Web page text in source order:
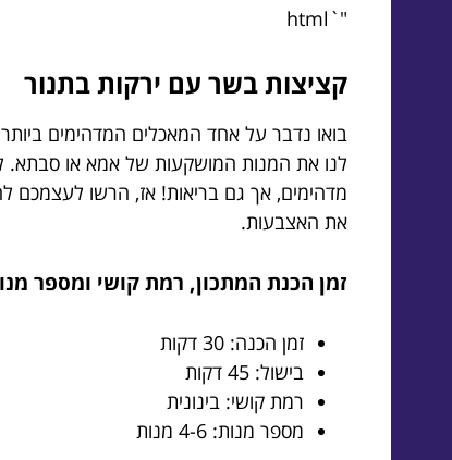
"`html
קציצות בשר עם ירקות בתנור
בואו נדבר על אחד המאכלים המדהימים
לנו את המנות המושקעות של אמא או סבתא.
מדהימים, אך גם בריאות! אז, הרשו לעצמכם
את האצבעות.
זמן הכנת המתכון, רמת קושי ומספר
זמן הכנה: 30 דקות
בישול: 45 דקות
רמת קושי: בינונית
מספר מנות: 4-6 מנות